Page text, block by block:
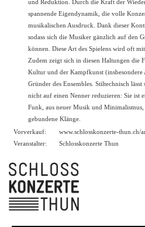
und Reduktion. Durch die Kraft der
spannende Eigendynamik, die volle
musikalischen Ausdruck. Dank dieser
sodass sich die Musiker gänzlich auf den
können. Diese Art des Spielens wird oft
Zudem zeigt sich in diesen Haltungen die
Kultur und der Kampfkunst
Gründer des Ensembles. Stiltechnisch
nicht auf einen Nenner reduzieren: Sie ist
Funk, aus neuer Musik und Minimalismus,
gebundene Klänge.
Vorverkauf:
www.schlosskonzerte-thun.ch/
Veranstalter:
Schlosskonzerte Thun